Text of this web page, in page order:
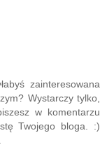
zainteresowana
Wystarczy tylko,
w komentarzu
Twojego bloga. :)